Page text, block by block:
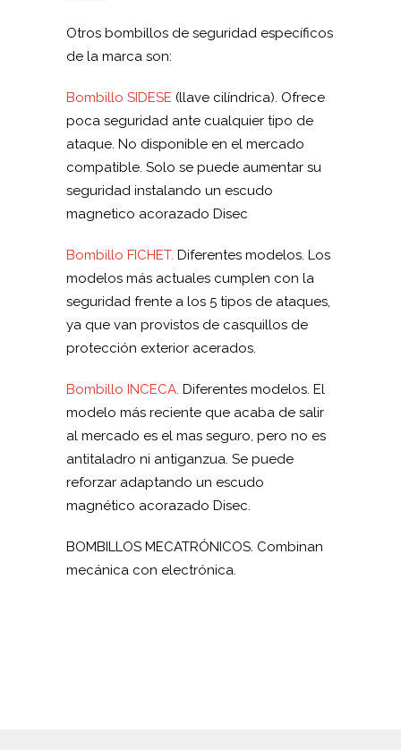
Otros bombillos de seguridad específicos
de la marca son:
Bombillo SIDESE (llave cilíndrica). Ofrece
poca seguridad ante cualquier tipo de
ataque. No disponible en el mercado
compatible. Solo se puede aumentar su
seguridad instalando un escudo
magnetico acorazado Disec
Bombillo FICHET. Diferentes modelos. Los
modelos más actuales cumplen con la
seguridad frente a los 5 tipos de ataques,
ya que van provistos de casquillos de
protección exterior acerados.
Bombillo INCECA. Diferentes modelos. El
modelo más reciente que acaba de salir
al mercado es el mas seguro, pero no es
antitaladro ni antiganzua. Se puede
reforzar adaptando un escudo
magnético acorazado Disec.
BOMBILLOS MECATRÓNICOS. Combinan
mecánica con electrónica.